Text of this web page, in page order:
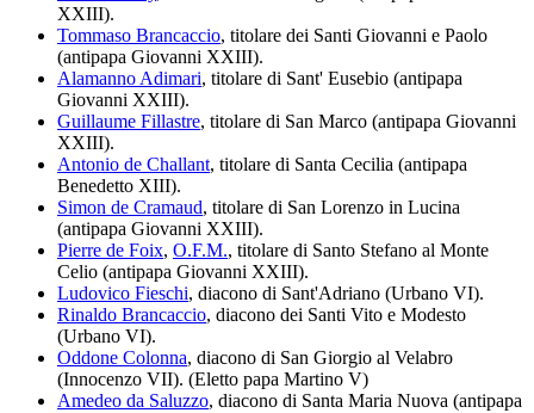
XXIII).
Tommaso Brancaccio, titolare dei Santi Giovanni e Paolo
(antipapa Giovanni XXIII).
Alamanno Adimari, titolare di Sant' Eusebio (antipapa
Giovanni XXIII).
Guillaume Fillastre, titolare di San Marco (antipapa Giovanni
XXIII).
Antonio de Challant, titolare di Santa Cecilia (antipapa
Benedetto XIII).
Simon de Cramaud, titolare di San Lorenzo in Lucina
(antipapa Giovanni XXIII).
Pierre de Foix, O.F.M., titolare di Santo Stefano al Monte
Celio (antipapa Giovanni XXIII).
Ludovico Fieschi, diacono di Sant'Adriano (Urbano VI).
Rinaldo Brancaccio, diacono dei Santi Vito e Modesto
(Urbano VI).
Oddone Colonna, diacono di San Giorgio al Velabro
(Innocenzo VII). (Eletto papa Martino V)
Amedeo da Saluzzo, diacono di Santa Maria Nuova (antipapa